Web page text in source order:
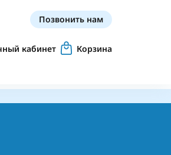
Позвонить нам
кабинет Корзина